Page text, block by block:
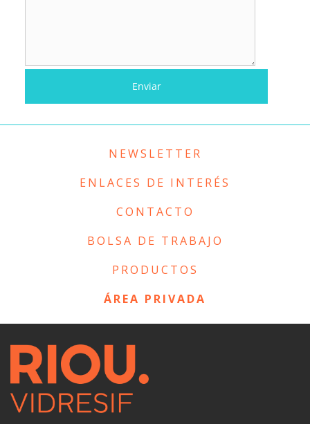
NEWSLETTER
ENLACES DE INTERÉS
CONTACTO
BOLSA DE TRABAJO
PRODUCTOS
ÁREA PRIVADA